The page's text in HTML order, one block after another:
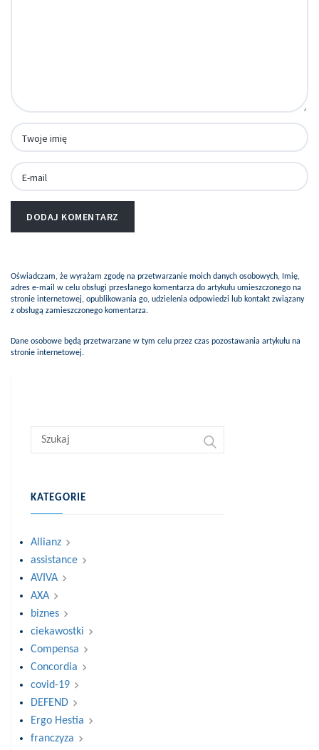
Oświadczam, że wyrażam zgodę na przetwarzanie moich danych osobowych, Imię,
adres e-mail w celu obsługi przesłanego komentarza do artykułu umieszczonego na
stronie internetowej, opublikowania go, udzielenia odpowiedzi lub kontakt związany
z obsługą zamieszczonego komentarza.
Dane osobowe będą przetwarzane w tym celu przez czas pozostawania artykułu na
stronie internetowej.
KATEGORIE
Allianz
assistance
AVIVA
AXA
biznes
ciekawostki
Compensa
Concordia
covid-19
DEFEND
Ergo Hestia
franczyza